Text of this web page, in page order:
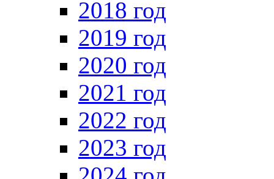
2018 год
2019 год
2020 год
2021 год
2022 год
2023 год